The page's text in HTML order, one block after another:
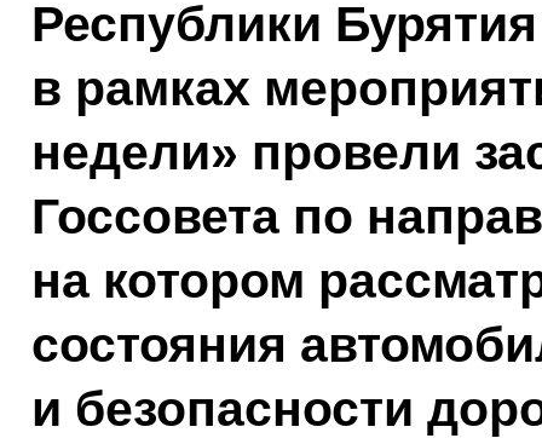
Республики
в рамках
недели» провели
Госсовета по
на котором
состояния
и безопасности